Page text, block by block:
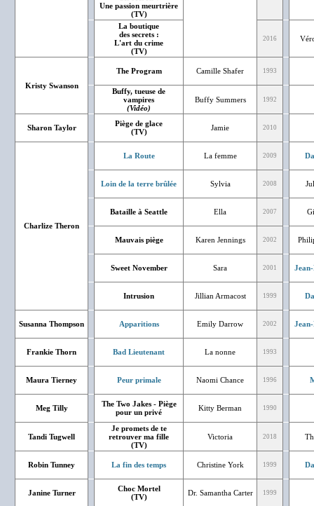
Une passion meurtrière
(TV)
La boutique
des secrets :
L'art du crime
(TV)
2016
Kristy Swanson
The Program Camille Shafer 1993
Buffy, tueuse de
vampires
(Vidéo)
Buffy Summers 1992
Sharon Taylor
Piège de glace
(TV)
Jamie 2010
Charlize Theron
La Route La femme 2009
Loin de la terre brûlée Sylvia 2008
Bataille à Seattle Ella 2007
Mauvais piège Karen Jennings 2002
Sweet November Sara 2001
Intrusion Jillian Armacost 1999
Susanna Thompson Apparitions Emily Darrow 2002
Frankie Thorn Bad Lieutenant La nonne 1993
Maura Tierney Peur primale Naomi Chance 1996
Meg Tilly
The Two Jakes - Piège
pour un privé
Kitty Berman 1990
Tandi Tugwell
Je promets de te
retrouver ma fille
(TV)
Victoria 2018
Robin Tunney La fin des temps Christine York 1999
Janine Turner
Choc Mortel
(TV)
Dr. Samantha Carter 1999